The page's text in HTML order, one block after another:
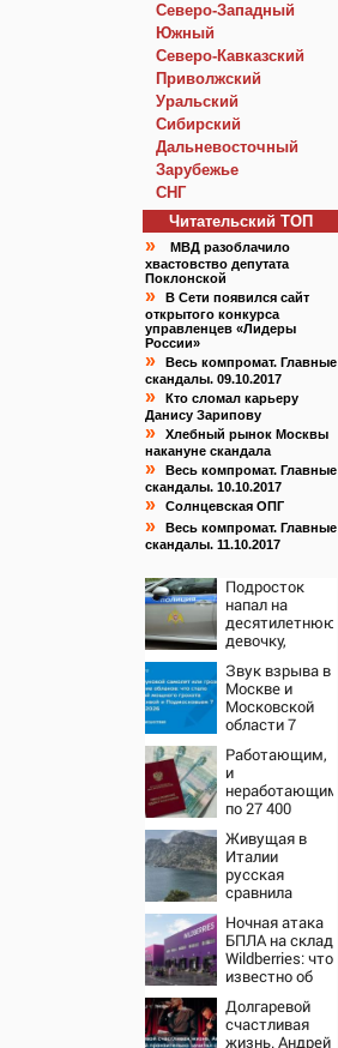
Северо-Западный
Южный
Северо-Кавказский
Приволжский
Уральский
Сибирский
Дальневосточный
Зарубежье
СНГ
Читательский TOП
»
МВД разоблачило
хвастовство депутата
Поклонской
»
В Сети появился сайт
открытого конкурса
управленцев «Лидеры
России»
»
Весь компромат. Главные
скандалы. 09.10.2017
»
Кто сломал карьеру
Данису Зарипову
»
Хлебный рынок Москвы
накануне скандала
»
Весь компромат. Главные
скандалы. 10.10.2017
» Солнцевская ОПГ
»
Весь компромат. Главные
скандалы. 11.10.2017
Подросток
напал на
десятилетнюю
девочку,
квартиру
Звук взрыва в
Москве и
Московской
области 7
года: Причины,
источник,
откуда был
громкий
хлопок
Работающим,
и
неработающим:
по 27 400
пенсионерам в
сентябре -
PrimaMedia.ru
Живущая в
Италии
русская
сравнила
Европе и в
Крыму
Ночная атака
БПЛА на склад
Wildberries: что
известно об
ударе по
логистическим
Долгаревой
счастливая
жизнь. Андрей